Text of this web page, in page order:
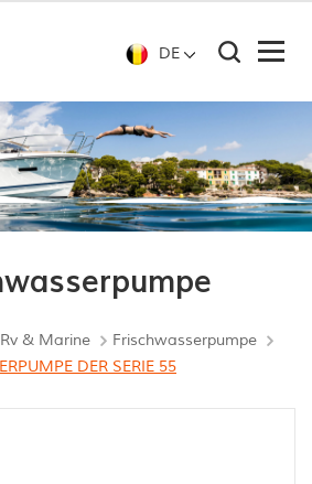
DE
& Marine
Frischwasserpumpe
DER SERIE 55